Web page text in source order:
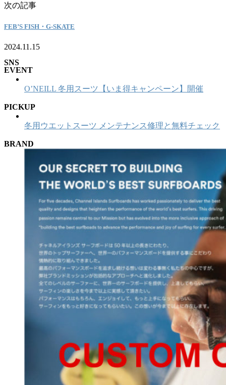
次の記事
FEB’S FISH・G-SKATE
2024.11.15
SNS
EVENT
O’NEILL 冬用スーツ【いま得キャンペーン】開催
PICKUP
冬用ウエットスーツ メンテナンス修理と無料チェック
BRAND